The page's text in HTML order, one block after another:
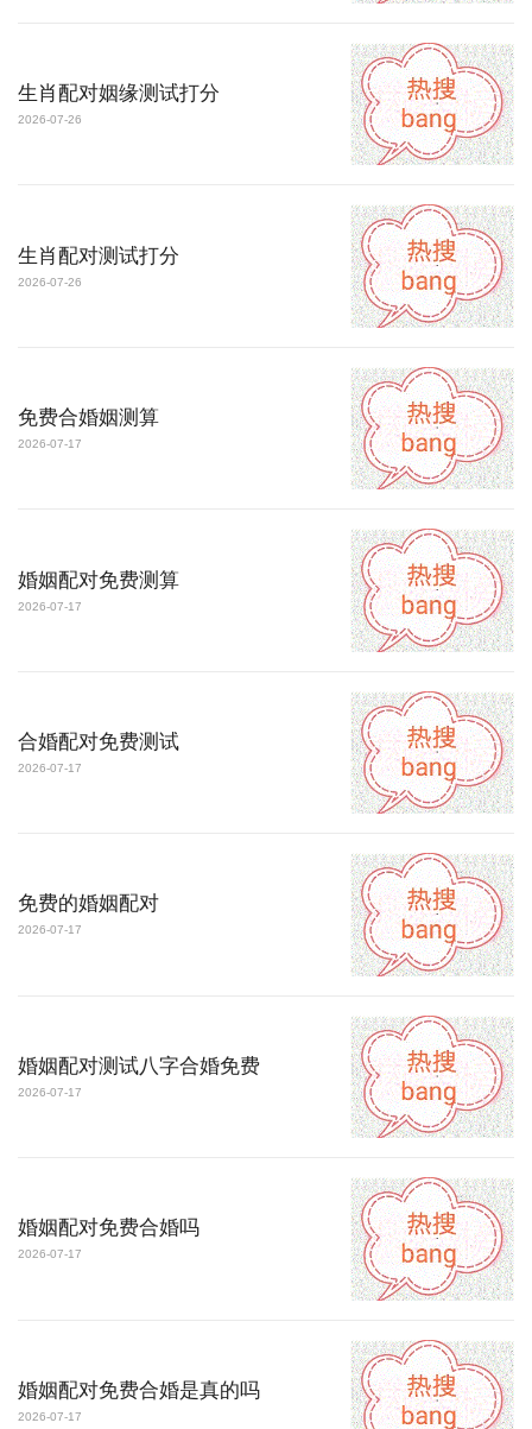
生肖配对姻缘测试打分
2026-07-26
生肖配对测试打分
2026-07-26
免费合婚姻测算
2026-07-17
婚姻配对免费测算
2026-07-17
合婚配对免费测试
2026-07-17
免费的婚姻配对
2026-07-17
婚姻配对测试八字合婚免费
2026-07-17
婚姻配对免费合婚吗
2026-07-17
婚姻配对免费合婚是真的吗
2026-07-17